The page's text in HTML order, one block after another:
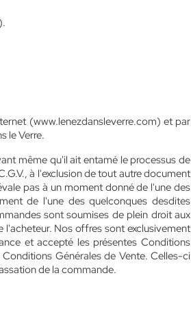
(www.lenezdansleverre.com) et par
le Verre.
même qu'il ait entamé le processus de
à l'exclusion de tout autre document
pas à un moment donné de l'une des
de l'une des quelconques desdites
sont soumises de plein droit aux
Nos offres sont exclusivement
et accepté les présentes Conditions
Générales de Vente. Celles-ci
de la commande.